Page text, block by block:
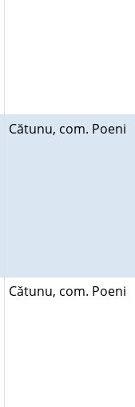
Cătunu, com. Poeni
Cătunu, com. Poeni